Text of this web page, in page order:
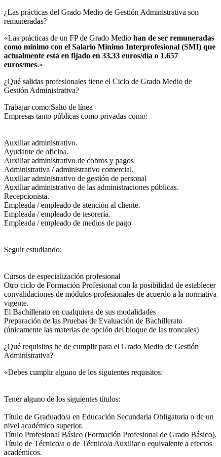
¿Las prácticas del Grado Medio de Gestión Administrativa son
remuneradas?​
«Las prácticas de un FP de Grado Medio han de ser remuneradas
como mínimo con el Salario Mínimo Interprofesional (SMI) que
actualmente está en fijado en 33,33 euros/día o 1.657
euros/mes.»
¿Qué salidas profesionales tiene el Ciclo de Grado Medio de
Gestión Administrativa?​
Trabajar como:Salto de línea
Empresas tanto públicas como privadas como:
Auxiliar administrativo.
Ayudante de oficina.
Auxiliar administrativo de cobros y pagos
Administrativa / administrativo comercial.
Auxiliar administrativo de gestión de personal
Auxiliar administrativo de las administraciones públicas.
Recepcionista.
Empleada / empleado de atención al cliente.
Empleada / empleado de tesorería.
Empleada / empleado de medios de pago
Seguir estudiando:
Cursos de especialización profesional
Otro ciclo de Formación Profesional con la posibilidad de establecer
convalidaciones de módulos profesionales de acuerdo a la normativa
vigente.
El Bachillerato en cualquiera de sus modalidades
Preparación de las Pruebas de Evaluación de Bachillerato
(únicamente las materias de opción del bloque de las troncales)
¿Qué requisitos he de cumplir para el Grado Medio de Gestión
Administrativa?
«Debes cumplir alguno de los siguientes requisitos:
Tener alguno de los siguientes títulos:
Título de Graduado/a en Educación Secundaria Obligatoria o de un
nivel académico superior.
Título Profesional Básico (Formación Profesional de Grado Básico).
Título de Técnico/a o de Técnico/a Auxiliar o equivalente a efectos
académicos.